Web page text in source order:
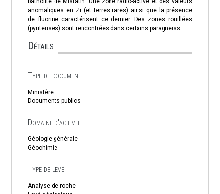
batholite de Mistatin. Une zone radio-active et des valeurs
anomaliques en Zr (et terres rares) ainsi que la présence
de fluorine caractérisent ce dernier. Des zones rouillées
(pyriteuses) sont rencontrées dans certains paragneiss.
Détails
Type de document
Ministère
Documents publics
Domaine d'activité
Géologie générale
Géochimie
Type de levé
Analyse de roche